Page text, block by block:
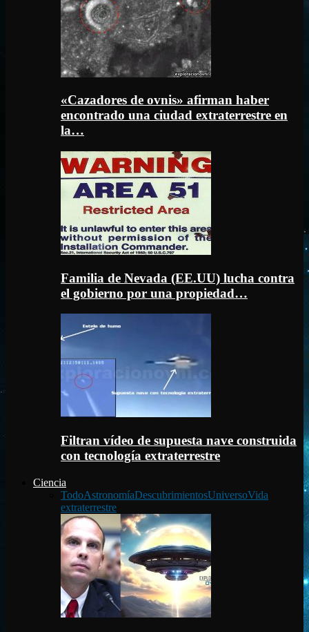
«Cazadores de ovnis» afirman haber
encontrado una ciudad extraterrestre en
la…
Familia de Nevada (EE.UU) lucha contra
el gobierno por una propiedad…
Filtran vídeo de supuesta nave construida
con tecnología extraterrestre
Ciencia
TodoAstronomíaDescubrimientosUniversoVida
extraterrestre